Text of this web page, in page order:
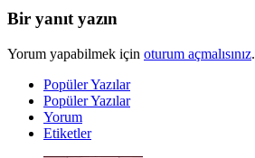
Bir yanıt yazın
Yorum yapabilmek için oturum açmalısınız.
Popüler Yazılar
Popüler Yazılar
Yorum
Etiketler